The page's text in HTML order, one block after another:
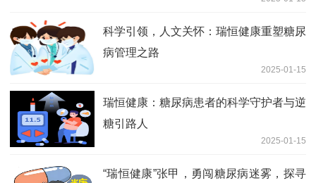
科学引领，人文关怀：瑞恒健康重塑糖尿
病管理之路
2025-01-15
瑞恒健康：糖尿病患者的科学守护者与逆
糖引路人
2025-01-15
“瑞恒健康”张甲，勇闯糖尿病迷雾，探寻